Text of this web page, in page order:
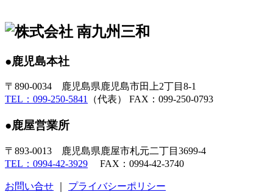
●鹿児島本社
〒890-0034 鹿児島県鹿児島市田上2丁目8-1
TEL：099-250-5841 （代表） FAX：099-250-0793
●鹿屋営業所
〒893-0013 鹿児島県鹿屋市札元二丁目3699-4
TEL：0994-42-3929 FAX：0994-42-3740
お問い合せ プライバシーポリシー